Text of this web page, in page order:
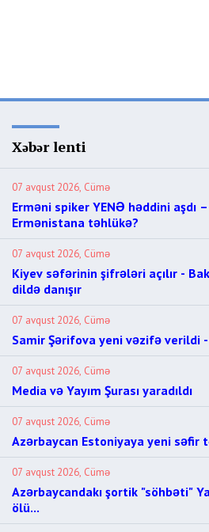
Xəbər lenti
07 avqust 2026, Cümə
Erməni spiker YENƏ həddini aşdı
Ermənistana təhlükə?
07 avqust 2026, Cümə
Kiyev səfərinin şifrələri açılır -
dildə danışır
07 avqust 2026, Cümə
Samir Şərifova yeni vəzifə verildi -
07 avqust 2026, Cümə
Media və Yayım Şurası yaradıldı
07 avqust 2026, Cümə
Azərbaycan Estoniyaya yeni səfir
07 avqust 2026, Cümə
Azərbaycandakı şortik "söhbəti"
ölü...